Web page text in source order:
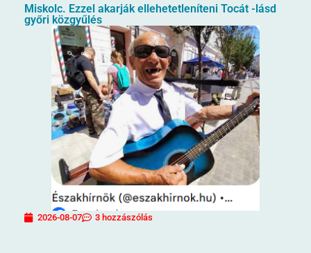
Miskolc. Ezzel akarják ellehetetleníteni Tocát -lásd
győri közgyűlés
2026-08-07 3 hozzászólás